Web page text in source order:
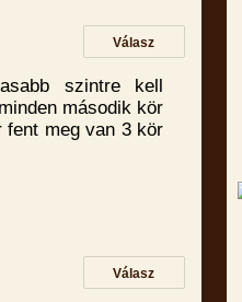
Válasz
szintre kell
második kör
fent meg van 3 kör
Válasz